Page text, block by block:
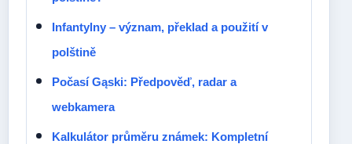
Infantylny – význam, překlad a použití v
polštině
Počasí Gąski: Předpověď, radar a
webkamera
Kalkulátor průměru známek: Kompletní